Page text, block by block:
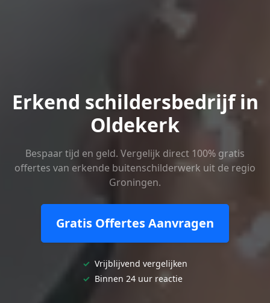
Erkend schildersbedrijf in
Oldekerk
Bespaar tijd en geld. Vergelijk direct 100% gratis
offertes van erkende buitenschilderwerk uit de regio
Groningen.
Gratis Offertes Aanvragen
✓ Vrijblijvend vergelijken
✓ Binnen 24 uur reactie